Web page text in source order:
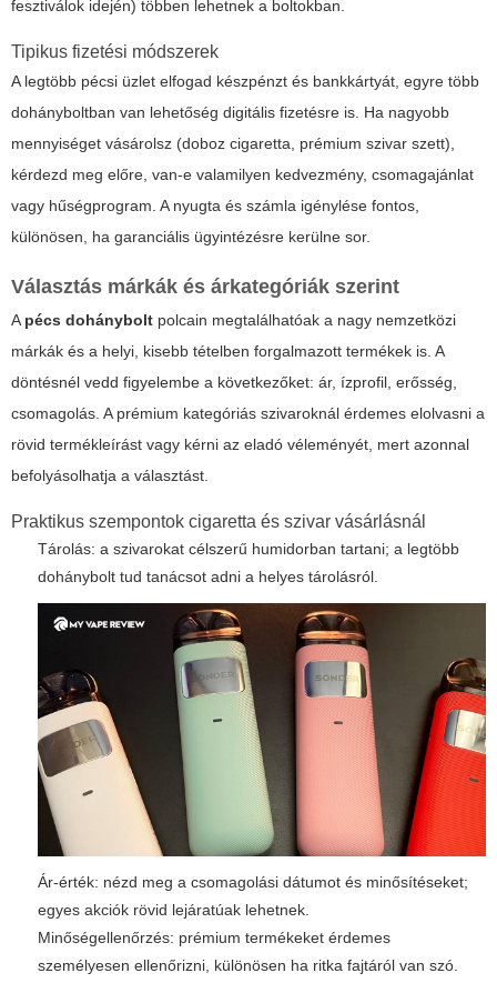
fesztiválok idején) többen lehetnek a boltokban.
Tipikus fizetési módszerek
A legtöbb pécsi üzlet elfogad készpénzt és bankkártyát, egyre több
dohányboltban van lehetőség digitális fizetésre is. Ha nagyobb
mennyiséget vásárolsz (doboz cigaretta, prémium szivar szett),
kérdezd meg előre, van-e valamilyen kedvezmény, csomagajánlat
vagy hűségprogram. Anyugta és számla igénylése fontos,
különösen, ha garanciális ügyintézésre kerülne sor.
Választás márkák és árkategóriák szerint
Apécs dohánybolt polcain megtalálhatóak a nagy nemzetközi
márkák és a helyi, kisebb tételben forgalmazott termékek is. A
döntésnél vedd figyelembe a következőket: ár, ízprofil, erősség,
csomagolás. A prémium kategóriás szivaroknál érdemes elolvasni a
rövid termékleírást vagy kérni az eladó véleményét, mert azonnal
befolyásolhatja a választást.
Praktikus szempontok cigaretta és szivar vásárlásnál
Tárolás: a szivarokat célszerű humidorban tartani; a legtöbb
dohánybolt tud tanácsot adni a helyes tárolásról.
Ár-érték: nézd meg a csomagolási dátumot és minősítéseket;
egyes akciók rövid lejáratúak lehetnek.
Minőségellenőrzés: prémium termékeket érdemes
személyesen ellenőrizni, különösen ha ritka fajtáról van szó.